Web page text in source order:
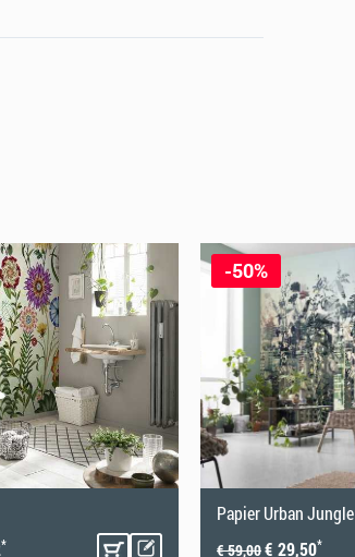
Step-by-Step Anleitung zum
Wand anzubringen und ein optimales
*
-50%
Papier Urban Jungle
€ 59,00€ 29,50*